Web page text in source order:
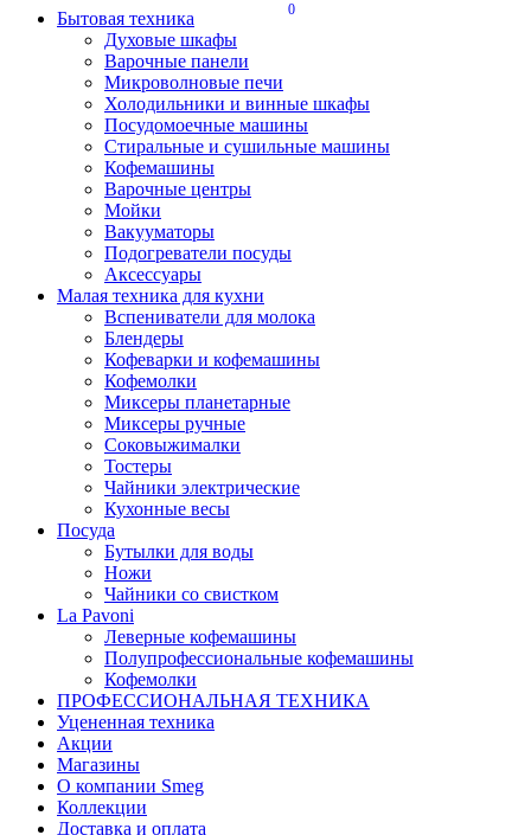
0
Бытовая техника
Духовые шкафы
Варочные панели
Микроволновые печи
Холодильники и винные шкафы
Посудомоечные машины
Стиральные и сушильные машины
Кофемашины
Варочные центры
Мойки
Вакууматоры
Подогреватели посуды
Аксессуары
Малая техника для кухни
Вспениватели для молока
Блендеры
Кофеварки и кофемашины
Кофемолки
Миксеры планетарные
Миксеры ручные
Соковыжималки
Тостеры
Чайники электрические
Кухонные весы
Посуда
Бутылки для воды
Ножи
Чайники со свистком
La Pavoni
Леверные кофемашины
Полупрофессиональные кофемашины
Кофемолки
ПРОФЕССИОНАЛЬНАЯ ТЕХНИКА
Уцененная техника
Акции
Магазины
О компании Smeg
Коллекции
Доставка и оплата